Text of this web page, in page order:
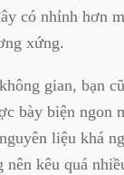
có nhỉnh hơn
xứng.
gian, bạn
bày biện ngon
liệu khá
nên kêu quá